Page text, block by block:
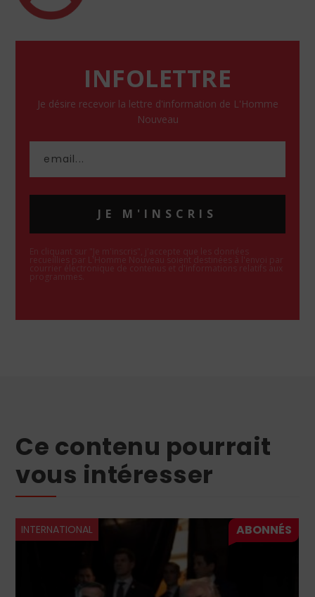
INFOLETTRE
Je désire recevoir la lettre d'information de L'Homme
Nouveau
JE M'INSCRIS
En cliquant sur "Je m'inscris", j'accepte que les données
recueillies par L'Homme Nouveau soient destinées à l'envoi par
courrier électronique de contenus et d'informations relatifs aux
programmes.
Ce contenu pourrait
vous intéresser
INTERNATIONAL